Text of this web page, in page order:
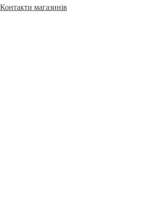
Контакти магазинів